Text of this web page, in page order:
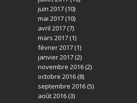
juin 2017(10)
mai 2017(10)
avril 2017(7)
mars 2017(1)
février 2017(1)
janvier 2017(2)
novembre 2016(2)
octobre 2016(8)
septembre 2016(5)
août 2016(3)